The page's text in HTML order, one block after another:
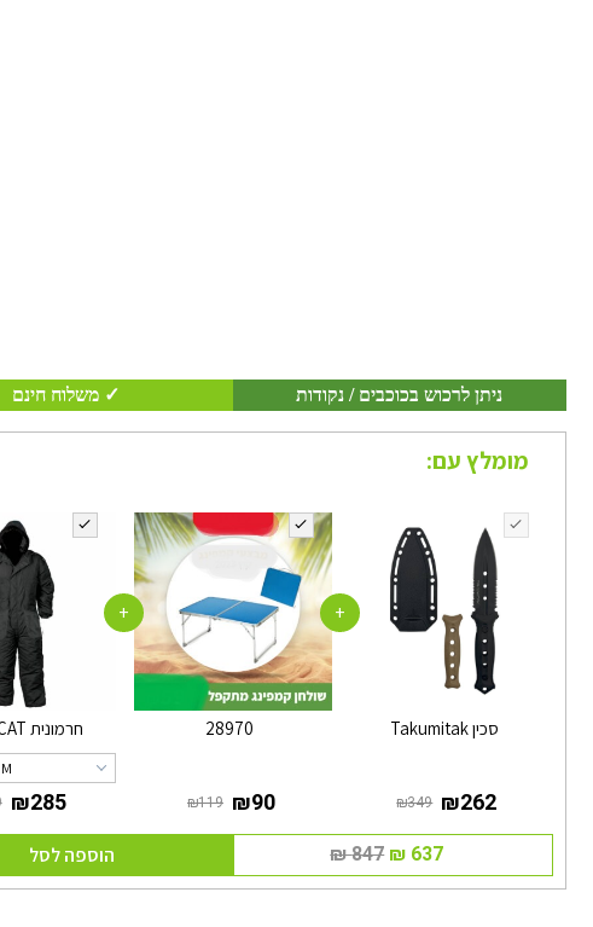
ניתן לרכוש בכוכבים / נקודות ✓ משלוח חינם
מומלץ עם:
סכין Takumitak
‏349 ₪
+
28970
+
חרמונית SNOW CAT
M
‏379 ₪ ‏285 ₪
‏847 ₪ הוספה לסל